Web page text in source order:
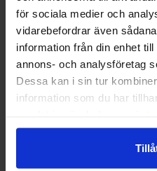
för sociala medier och
vidarebefordrar även
information från din enhet
annons- och analysföretag
Dessa kan i sin tur
information som du har